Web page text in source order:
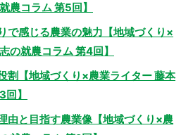
農コラム 第5回】
で感じる農業の魅力【地域づくり×
の就農コラム 第4回】
割【地域づくり×農業ライター 藤本
】
由と目指す農業像【地域づくり×農